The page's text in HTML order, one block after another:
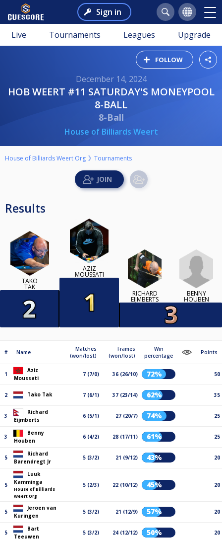
Sign in
Live Tournaments Leagues Upgrade
FOLLOW
December 14, 2024
HOB WEERT #11 SATURDAY'S MONEYPOOL
8-BALL
8-Ball
House of Billiards Weert
House of Billiards Weert Org Tournaments
Results
TAKO
TAK
AZIZ
MOUSSATI
RICHARD
EIJMBERTS
BENNY
HOUBEN
# Name
Matches
(won/lost)
Frames
(won/lost)
Win
percentage
Points
1
Aziz
Moussati
7 (7/0) 36 (26/10) 72% 50
2 Tako Tak 7 (6/1) 37 (23/14) 62% 35
3
Richard
Eijmberts
6 (5/1) 27 (20/7) 74% 25
3
Benny
Houben
6 (4/2) 28 (17/11) 61% 25
5
Richard
Barendregt Jr
5 (3/2) 21 (9/12) 43% 20
5
Luuk
Kamminga
House of Billiards
Weert Org
5 (2/3) 22 (10/12) 45% 20
5
Jeroen van
Kuringen
5 (3/2) 21 (12/9) 57% 20
5
Bart
Teeuwen
5 (3/2) 24 (12/12) 50% 20